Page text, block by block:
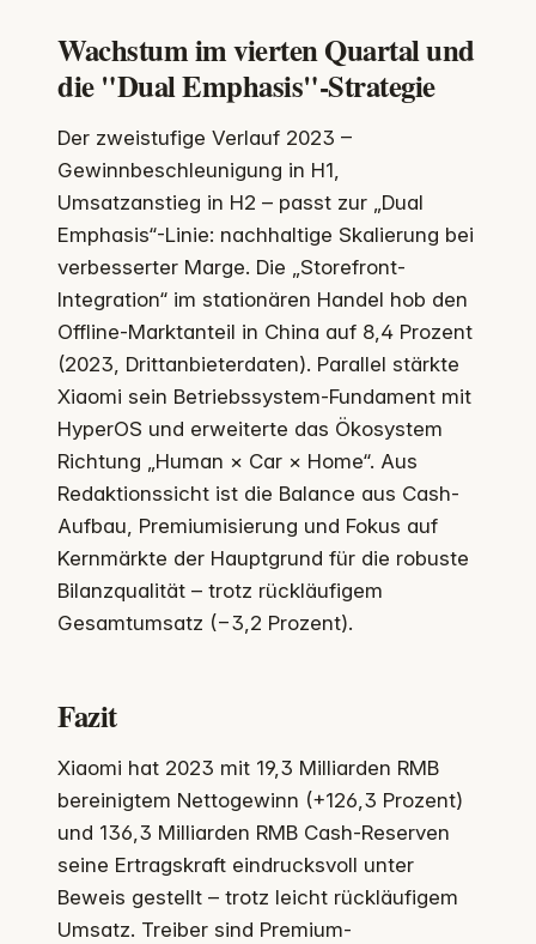
Wachstum im vierten Quartal und
die "Dual Emphasis"-Strategie
Der zweistufige Verlauf 2023 –
Gewinnbeschleunigung in H1,
Umsatzanstieg in H2 – passt zur „Dual
Emphasis“-Linie: nachhaltige Skalierung bei
verbesserter Marge. Die „Storefront-
Integration“ im stationären Handel hob den
Offline-Marktanteil in China auf 8,4 Prozent
(2023, Drittanbieterdaten). Parallel stärkte
Xiaomi sein Betriebssystem-Fundament mit
HyperOS und erweiterte das Ökosystem
Richtung „Human × Car × Home“. Aus
Redaktionssicht ist die Balance aus Cash-
Aufbau, Premiumisierung und Fokus auf
Kernmärkte der Hauptgrund für die robuste
Bilanzqualität – trotz rückläufigem
Gesamtumsatz (−3,2 Prozent).
Fazit
Xiaomi hat 2023 mit 19,3 Milliarden RMB
bereinigtem Nettogewinn (+126,3 Prozent)
und 136,3 Milliarden RMB Cash-Reserven
seine Ertragskraft eindrucksvoll unter
Beweis gestellt – trotz leicht rückläufigem
Umsatz. Treiber sind Premium-